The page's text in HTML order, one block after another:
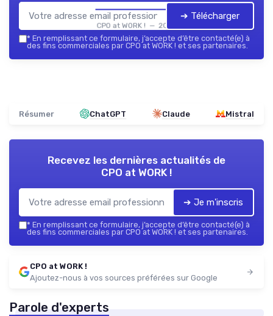
CPO at WORK ! — 2026
➔ Télécharger
* En remplissant ce formulaire, j’accepte d’être contacté(e) à
des fins commerciales par CPO at WORK ! et ses partenaires.
Résumer ChatGPT Claude Mistral
Recevez les dernières actualités de
CPO at WORK !
➔ Je m'inscris
* En remplissant ce formulaire, j’accepte d’être contacté(e) à
des fins commerciales par CPO at WORK ! et ses partenaires.
CPO at WORK !
Ajoutez-nous à vos sources préférées sur Google
Parole d'experts